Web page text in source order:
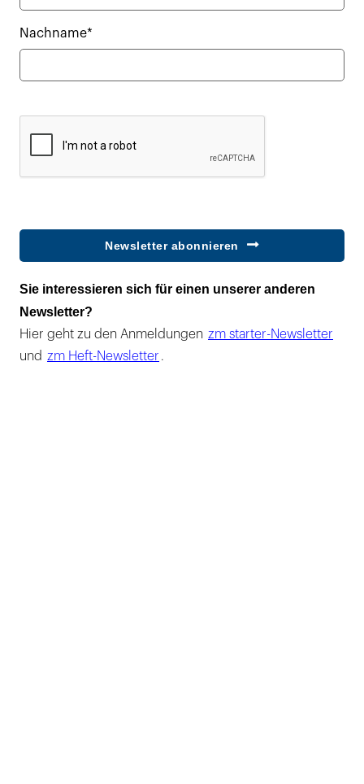
Nachname*
Newsletter abonnieren
Sie interessieren sich für einen unserer anderen
Newsletter?
Hier geht zu den Anmeldungen zm starter-Newsletter
und zm Heft-Newsletter .